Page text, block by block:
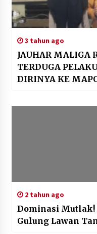
3 tahun ago
JAUHAR MALIGA
TERDUGA
DIRINYA KE
2 tahun ago
Dominasi Mutlak!
Gulung Lawan